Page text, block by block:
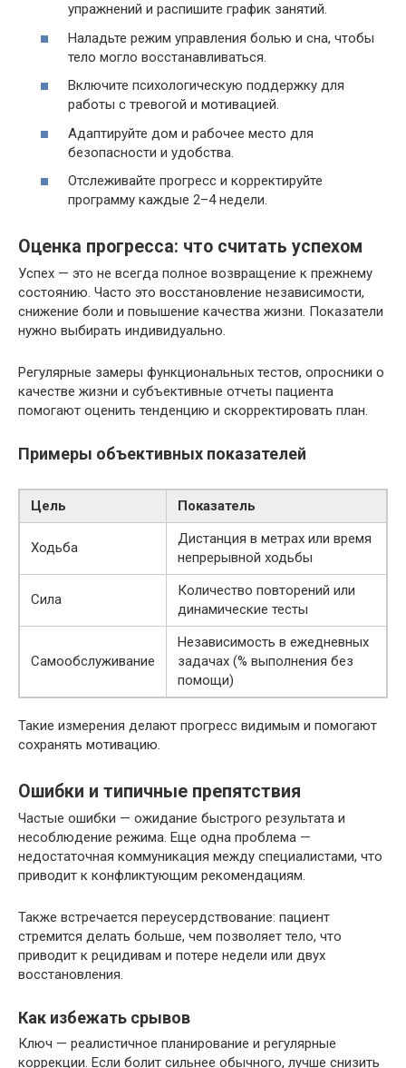
упражнений и распишите график занятий.
Наладьте режим управления болью и сна, чтобы
тело могло восстанавливаться.
Включите психологическую поддержку для
работы с тревогой и мотивацией.
Адаптируйте дом и рабочее место для
безопасности и удобства.
Отслеживайте прогресс и корректируйте
программу каждые 2–4 недели.
Оценка прогресса: что считать успехом
Успех — это не всегда полное возвращение к прежнему
состоянию. Часто это восстановление независимости,
снижение боли и повышение качества жизни. Показатели
нужно выбирать индивидуально.
Регулярные замеры функциональных тестов, опросники о
качестве жизни и субъективные отчеты пациента
помогают оценить тенденцию и скорректировать план.
Примеры объективных показателей
Цель Показатель
Ходьба
Дистанция в метрах или время
непрерывной ходьбы
Сила
Количество повторений или
динамические тесты
Самообслуживание
Независимость в ежедневных
задачах (% выполнения без
помощи)
Такие измерения делают прогресс видимым и помогают
сохранять мотивацию.
Ошибки и типичные препятствия
Частые ошибки — ожидание быстрого результата и
несоблюдение режима. Еще одна проблема —
недостаточная коммуникация между специалистами, что
приводит к конфликтующим рекомендациям.
Также встречается переусердствование: пациент
стремится делать больше, чем позволяет тело, что
приводит к рецидивам и потере недели или двух
восстановления.
Как избежать срывов
Ключ — реалистичное планирование и регулярные
коррекции. Если болит сильнее обычного, лучше снизить